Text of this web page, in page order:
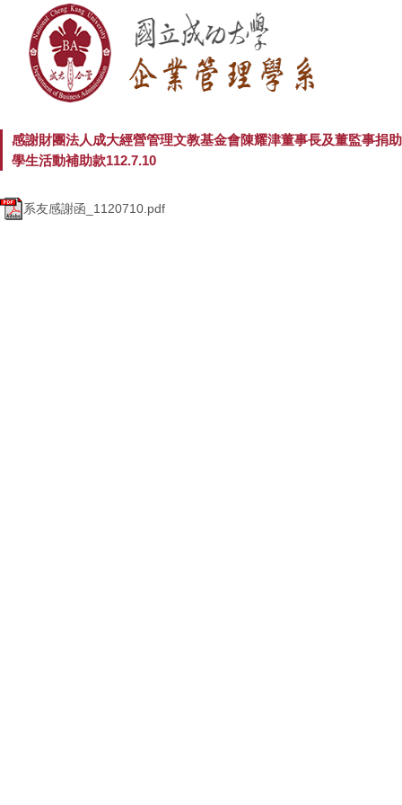
感謝財團法人成大經營管理文教基金會陳耀津董事長及董監事捐助
學生活動補助款112.7.10
系友感謝函_1120710.pdf